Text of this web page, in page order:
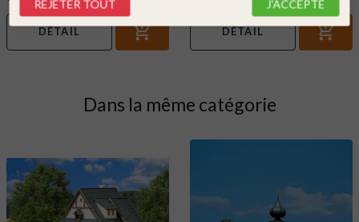
DÉTAIL DÉTAIL
Dans la même catégorie
REJETER TOUT J'ACCEPTE